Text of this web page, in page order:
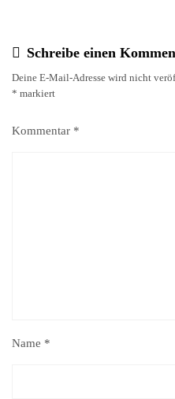
Schreibe einen
Deine E-Mail-Adresse wird nicht
* markiert
Kommentar *
Name *